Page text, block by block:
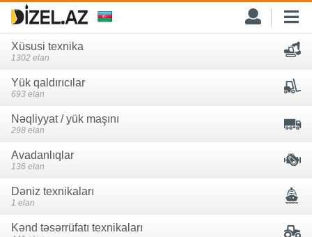
Xüsusi texnika
1302 elan
Yük qaldırıcılar
693 elan
Nəqliyyat / yük maşını
298 elan
Avadanlıqlar
136 elan
Dəniz texnikaları
1 elan
Kənd təsərrüfatı texnikaları